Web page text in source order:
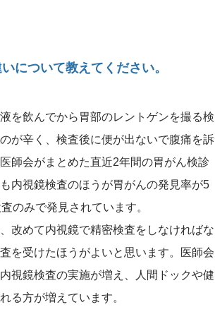
について教えてください。
を飲んでから胃部のレントゲンを撮る検
が辛く、検査後に便が出ないで腹痛を訴
師会がまとめた直近2年間の胃がん検診
内視鏡検査のほうが胃がんの発見率が5
のみで発見されています。
改めて内視鏡で精密検査をしなければな
を受けたほうがよいと思います。医師会
視鏡検査の実施が増え、人間ドックや健
る方が増えています。